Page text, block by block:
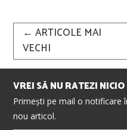
Post
navigation
← ARTICOLE MAI
VECHI
VREI SĂ NU RATEZI NICIO
Primești pe mail o notificare
nou articol.